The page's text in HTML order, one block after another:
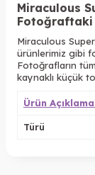
Miraculous
Fotoğraftaki
Miraculous
ürünlerimiz gibi
Fotoğrafların
kaynaklı küçük
Ürün
Türü